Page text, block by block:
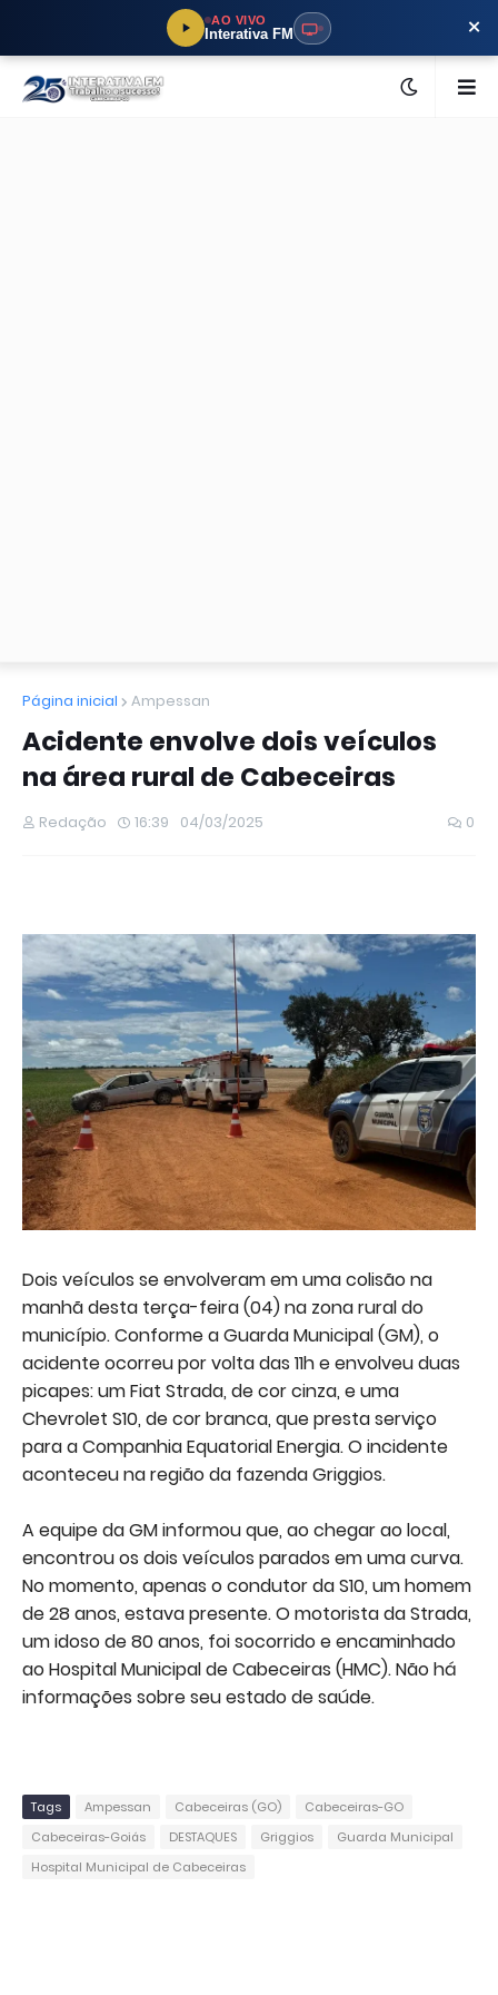
AO VIVO
Interativa FM ×
Página inicial Ampessan
Acidente envolve dois veículos
na área rural de Cabeceiras
Redação 16:39 04/03/2025 0
Dois veículos se envolveram em uma colisão na
manhã desta terça-feira (04) na zona rural do
município. Conforme a Guarda Municipal (GM), o
acidente ocorreu por volta das 11h e envolveu duas
picapes: um Fiat Strada, de cor cinza, e uma
Chevrolet S10, de cor branca, que presta serviço
para a Companhia Equatorial Energia. O incidente
aconteceu na região da fazenda Griggios.
A equipe da GM informou que, ao chegar ao local,
encontrou os dois veículos parados em uma curva.
No momento, apenas o condutor da S10, um homem
de 28 anos, estava presente. O motorista da Strada,
um idoso de 80 anos, foi socorrido e encaminhado
ao Hospital Municipal de Cabeceiras (HMC). Não há
informações sobre seu estado de saúde.
Tags Ampessan Cabeceiras (GO)
Cabeceiras-GO
Cabeceiras-Goiás
DESTAQUES Griggios
Guarda Municipal
Hospital Municipal de Cabeceiras